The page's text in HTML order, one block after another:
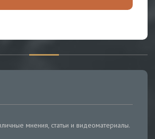
мнения, статьи и видеоматериалы.